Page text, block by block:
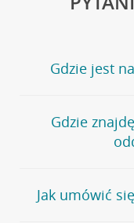
Gdzie jest
Jeśli szukasz
stronęPlacówki i
wygodna
oddziałów
Gdzie
Bank Credit
telefonu do placówki
Jak umówić